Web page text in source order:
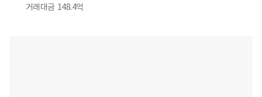
거래대금 148.4억